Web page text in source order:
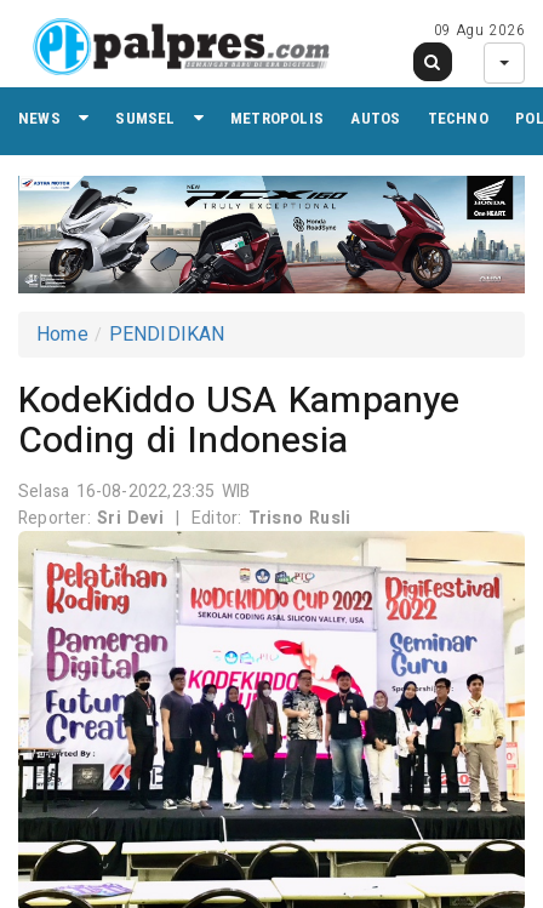
09 Agu 2026
NEWS SUMSEL METROPOLIS AUTOS TECHNO
Home PENDIDIKAN
KodeKiddo USA Kampanye
Coding di Indonesia
Selasa 16-08-2022,23:35 WIB
Reporter:Sri Devi | Editor: Trisno Rusli